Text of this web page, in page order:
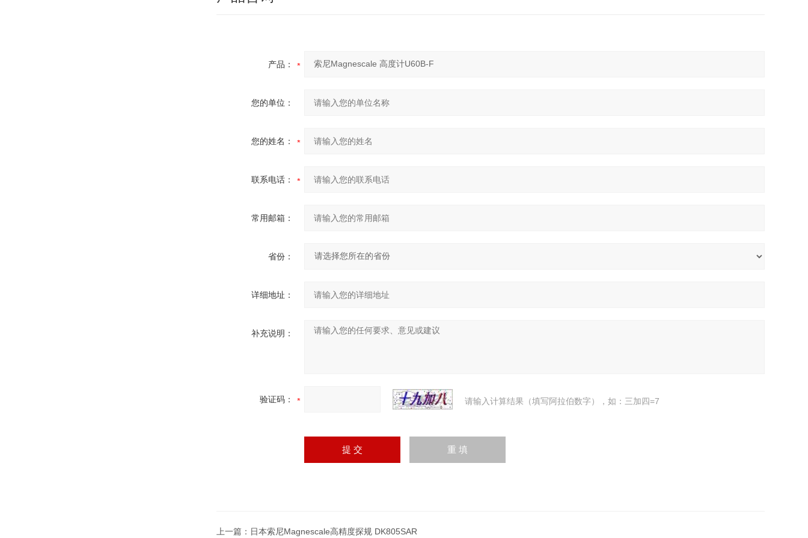
产品：
您的单位：
您的姓名：
联系电话：
常用邮箱：
省份：
详细地址：
补充说明：
验证码： 请输入计算结果（填写阿拉伯数字），如：三加四=7
上一篇： 日本索尼Magnescale高精度探规 DK805SAR